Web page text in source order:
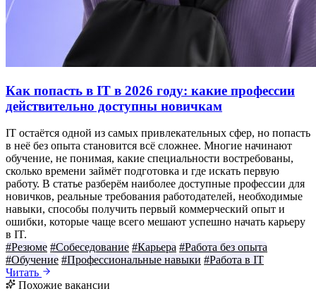
Как попасть в IT в 2026 году: какие профессии
действительно доступны новичкам
IT остаётся одной из самых привлекательных сфер, но попасть
в неё без опыта становится всё сложнее. Многие начинают
обучение, не понимая, какие специальности востребованы,
сколько времени займёт подготовка и где искать первую
работу. В статье разберём наиболее доступные профессии для
новичков, реальные требования работодателей, необходимые
навыки, способы получить первый коммерческий опыт и
ошибки, которые чаще всего мешают успешно начать карьеру
в IT.
#Резюме #Собеседование #Карьера #Работа без опыта
#Обучение #Профессиональные навыки #Работа в IT
Читать
Похожие вакансии